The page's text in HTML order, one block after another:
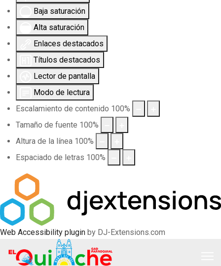
Baja saturación
Alta saturación
Enlaces destacados
Títulos destacados
Lector de pantalla
Modo de lectura
Escalamiento de contenido 100%
Tamaño de fuente 100%
Altura de la línea 100%
Espaciado de letras 100%
Web Accessibility plugin by DJ-Extensions.com